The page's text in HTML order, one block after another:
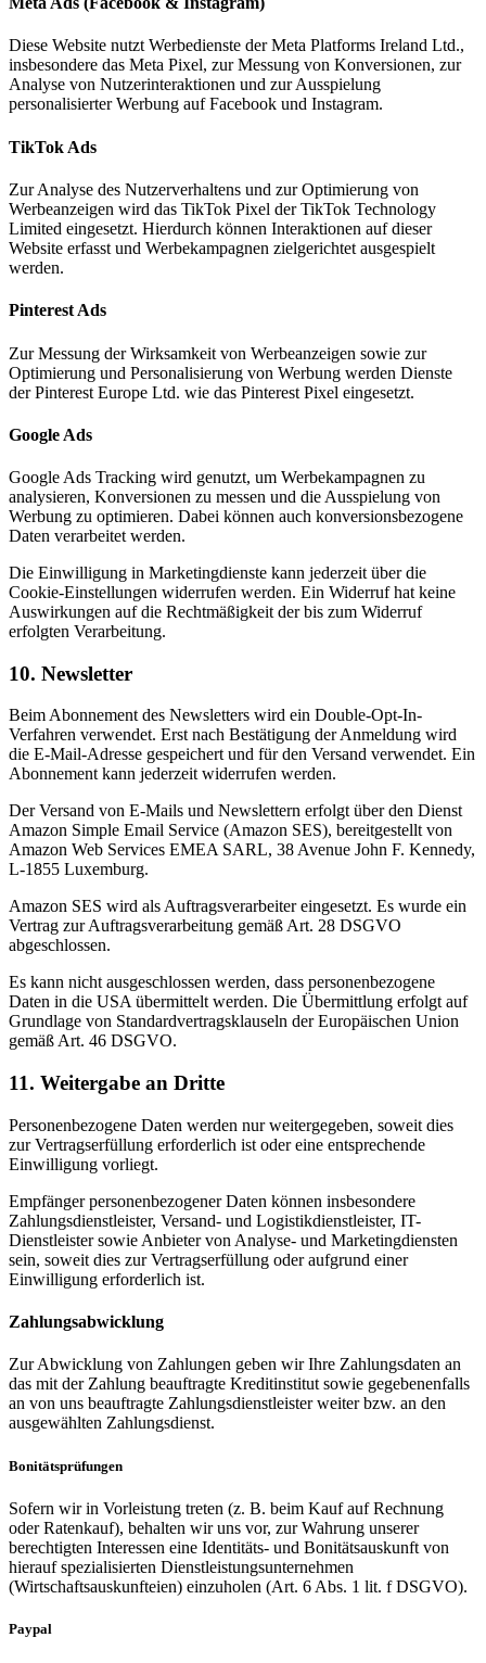
Diese Website nutzt Werbedienste der Meta Platforms Ireland Ltd.,
insbesondere das Meta Pixel, zur Messung von Konversionen, zur
Analyse von Nutzerinteraktionen und zur Ausspielung
personalisierter Werbung auf Facebook und Instagram.
TikTok Ads
Zur Analyse des Nutzerverhaltens und zur Optimierung von
Werbeanzeigen wird das TikTok Pixel der TikTok Technology
Limited eingesetzt. Hierdurch können Interaktionen auf dieser
Website erfasst und Werbekampagnen zielgerichtet ausgespielt
werden.
Pinterest Ads
Zur Messung der Wirksamkeit von Werbeanzeigen sowie zur
Optimierung und Personalisierung von Werbung werden Dienste
der Pinterest Europe Ltd. wie das Pinterest Pixel eingesetzt.
Google Ads
Google Ads Tracking wird genutzt, um Werbekampagnen zu
analysieren, Konversionen zu messen und die Ausspielung von
Werbung zu optimieren. Dabei können auch konversionsbezogene
Daten verarbeitet werden.
Die Einwilligung in Marketingdienste kann jederzeit über die
Cookie-Einstellungen widerrufen werden. Ein Widerruf hat keine
Auswirkungen auf die Rechtmäßigkeit der bis zum Widerruf
erfolgten Verarbeitung.
10. Newsletter
Beim Abonnement des Newsletters wird ein Double-Opt-In-
Verfahren verwendet. Erst nach Bestätigung der Anmeldung wird
die E-Mail-Adresse gespeichert und für den Versand verwendet. Ein
Abonnement kann jederzeit widerrufen werden.
Der Versand von E-Mails und Newslettern erfolgt über den Dienst
Amazon Simple Email Service (Amazon SES), bereitgestellt von
Amazon Web Services EMEA SARL, 38 Avenue John F. Kennedy,
L-1855 Luxemburg.
Amazon SES wird als Auftragsverarbeiter eingesetzt. Es wurde ein
Vertrag zur Auftragsverarbeitung gemäß Art. 28 DSGVO
abgeschlossen.
Es kann nicht ausgeschlossen werden, dass personenbezogene
Daten in die USA übermittelt werden. Die Übermittlung erfolgt auf
Grundlage von Standardvertragsklauseln der Europäischen Union
gemäß Art. 46 DSGVO.
11. Weitergabe an Dritte
Personenbezogene Daten werden nur weitergegeben, soweit dies
zur Vertragserfüllung erforderlich ist oder eine entsprechende
Einwilligung vorliegt.
Empfänger personenbezogener Daten können insbesondere
Zahlungsdienstleister, Versand- und Logistikdienstleister, IT-
Dienstleister sowie Anbieter von Analyse- und Marketingdiensten
sein, soweit dies zur Vertragserfüllung oder aufgrund einer
Einwilligung erforderlich ist.
Zahlungsabwicklung
Zur Abwicklung von Zahlungen geben wir Ihre Zahlungsdaten an
das mit der Zahlung beauftragte Kreditinstitut sowie gegebenenfalls
an von uns beauftragte Zahlungsdienstleister weiter bzw. an den
ausgewählten Zahlungsdienst.
Bonitätsprüfungen
Sofern wir in Vorleistung treten (z. B. beim Kauf auf Rechnung
oder Ratenkauf), behalten wir uns vor, zur Wahrung unserer
berechtigten Interessen eine Identitäts- und Bonitätsauskunft von
hierauf spezialisierten Dienstleistungsunternehmen
(Wirtschaftsauskunfteien) einzuholen (Art. 6 Abs. 1 lit. f DSGVO).
Paypal